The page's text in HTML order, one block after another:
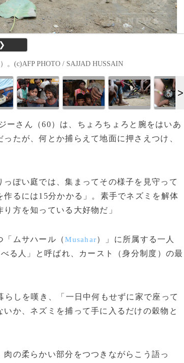
❯
。(c)AFP PHOTO / SAJJAD HUSSAIN
ーさん（60）は、ちょろちょろと腕をはいあ
たが、何とか捕らえて地面に押さえつけ、
ぽい庭では、集まってその様子を見守って
るには15分かかる」。素手でネズミを解体
方を知っている大好物だ」
「ムサハール（Musahar）」に所属する一人
る人」と呼ばれ、カースト（身分制度）の最
しを嘆き、「一日中何もせずに家で座って
か、ネズミを捕って手に入るだけの穀物と
の柔らかい部分をつつきながらこう語っ